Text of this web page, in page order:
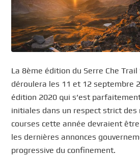
La 8ème édition du Serre Che Trail
déroulera les 11 et 12 septembre
édition 2020 qui s’est
initiales dans un respect strict
courses cette année devraient
les dernières annonces
progressive du confinement.